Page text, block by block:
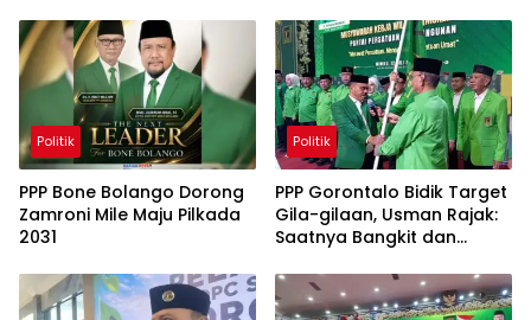
Politik
PPP Bone Bolango Dorong
Zamroni Mile Maju Pilkada
2031
Politik
PPP Gorontalo Bidik Target
Gila-gilaan, Usman Rajak:
Saatnya Bangkit dan